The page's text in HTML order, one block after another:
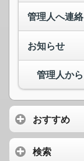
管理人へ連絡
お知らせ
管理人から
おすすめ
検索